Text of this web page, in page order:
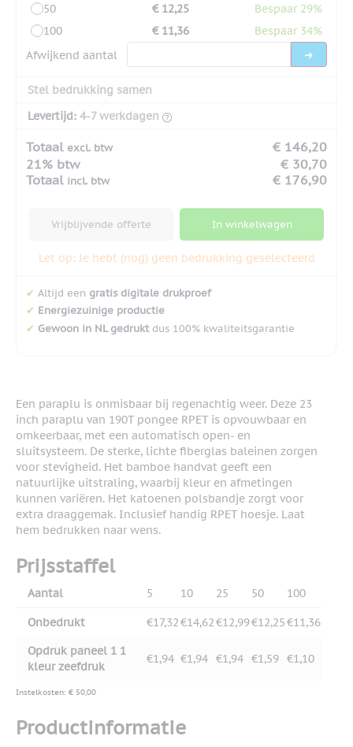
50
€ 12,25
Bespaar 29%
100
€ 11,36
Bespaar 34%
Afwijkend aantal
Stel bedrukking samen
Levertijd: 4-7 werkdagen
Totaal excl. btw
€ 146,20
21% btw
€ 30,70
Totaal incl. btw € 176,90
Vrijblijvende offerte In winkelwagen
Let op: Je hebt (nog) geen bedrukking geselecteerd
✔ Altijd een gratis digitale drukproef
✔ Energiezuinige productie
✔ Gewoon in NL gedruktdus 100% kwaliteitsgarantie
Een paraplu is onmisbaar bij regenachtig weer. Deze 23
inch paraplu van 190T pongee RPET is opvouwbaar en
omkeerbaar, met een automatisch open- en
sluitsysteem. De sterke, lichte fiberglas baleinen zorgen
voor stevigheid. Het bamboe handvat geeft een
natuurlijke uitstraling, waarbij kleur en afmetingen
kunnen variëren. Het katoenen polsbandje zorgt voor
extra draaggemak. Inclusief handig RPET hoesje. Laat
hem bedrukken naar wens.
Prijsstaffel
Aantal 5 10 25 50 100
Onbedrukt €17,32€14,62€12,99€12,25€11,36
Opdruk paneel 1 1
kleur zeefdruk
€1,94 €1,94 €1,94 €1,59 €1,10
Instelkosten: € 50,00
Productinformatie